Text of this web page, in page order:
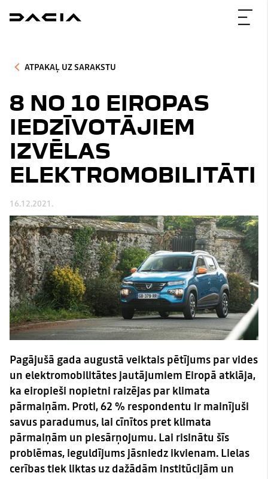
ATPAKAĻ UZ SARAKSTU
8 NO 10 EIROPAS
IEDZĪVOTĀJIEM
IZVĒLAS
ELEKTROMOBILITĀTI
16.12.2021.
Pagājušā gada augustā veiktais pētījums par vides
un elektromobilitātes jautājumiem Eiropā atklāja,
ka eiropieši nopietni raizējas par klimata
pārmaiņām. Proti, 62 % respondentu ir mainījuši
savus paradumus, lai cīnītos pret klimata
pārmaiņām un piesārņojumu. Lai risinātu šīs
problēmas, ieguldījums jāsniedz ikvienam. Lielas
cerības tiek liktas uz dažādām institūcijām un